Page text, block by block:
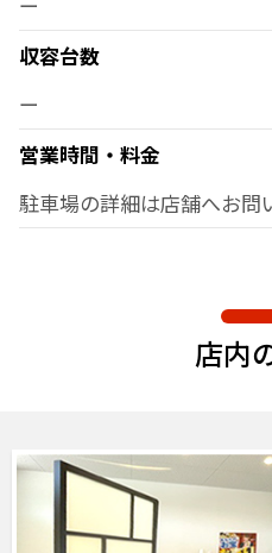
収容台数
ー
営業時間・料金
駐車場の詳細は店舗へお問
店内